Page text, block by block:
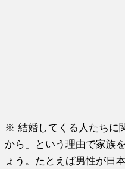
※ 結婚してくる人たちに
から」という理由で家族
ょう。たとえば男性が日